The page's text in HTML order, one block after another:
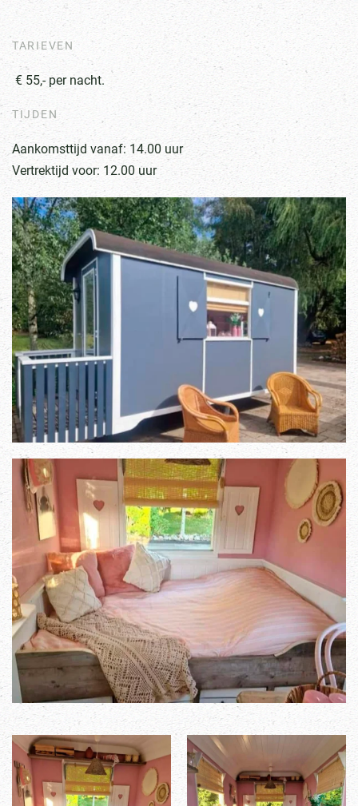
TARIEVEN
€ 55,- per nacht.
TIJDEN
Aankomsttijd vanaf: 14.00 uur
Vertrektijd voor: 12.00 uur